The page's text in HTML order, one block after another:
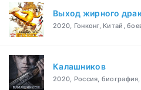
Выход жирного
2020, Гонконг, Китай,
Калашников
2020, Россия,